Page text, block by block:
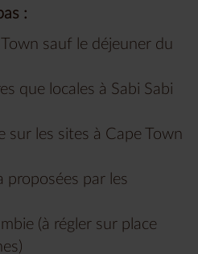
:
sauf le déjeuner du
que locales à Sabi Sabi
sur les sites à Cape Town
proposées par les
(à régler sur place